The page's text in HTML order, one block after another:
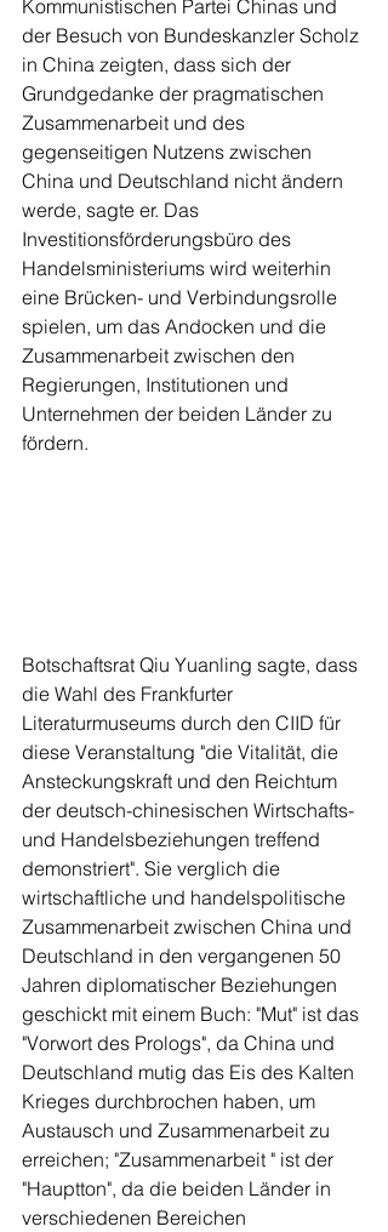
Kommunistischen Partei Chinas und
der Besuch von Bundeskanzler Scholz
in China zeigten, dass sich der
Grundgedanke der pragmatischen
Zusammenarbeit und des
gegenseitigen Nutzens zwischen
China und Deutschland nicht ändern
werde, sagte er. Das
Investitionsförderungsbüro des
Handelsministeriums wird weiterhin
eine Brücken- und Verbindungsrolle
spielen, um das Andocken und die
Zusammenarbeit zwischen den
Regierungen, Institutionen und
Unternehmen der beiden Länder zu
fördern.
Botschaftsrat Qiu Yuanling sagte, dass
die Wahl des Frankfurter
Literaturmuseums durch den CIID für
diese Veranstaltung "die Vitalität, die
Ansteckungskraft und den Reichtum
der deutsch-chinesischen Wirtschafts-
und Handelsbeziehungen treffend
demonstriert". Sie verglich die
wirtschaftliche und handelspolitische
Zusammenarbeit zwischen China und
Deutschland in den vergangenen 50
Jahren diplomatischer Beziehungen
geschickt mit einem Buch: "Mut" ist das
"Vorwort des Prologs", da China und
Deutschland mutig das Eis des Kalten
Krieges durchbrochen haben, um
Austausch und Zusammenarbeit zu
erreichen; "Zusammenarbeit " ist der
"Hauptton", da die beiden Länder in
verschiedenen Bereichen